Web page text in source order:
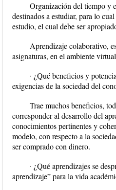
Organización del tiempo y
destinados a estudiar, para lo
estudio, el cual debe ser
Aprendizaje colaborativo,
asignaturas, en el ambiente
∙ ¿Qué beneficios y
exigencias de la sociedad del
Trae muchos beneficios,
corresponder al desarrollo del
conocimientos pertinentes y
modelo, con respecto a la
ser comprado con dinero.
∙ ¿Qué aprendizajes se
aprendizaje” para la vida